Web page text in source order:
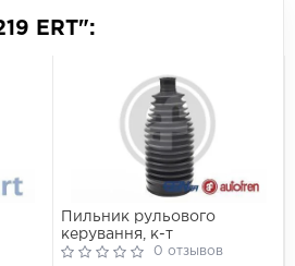
ERT":
Пильник рульового
керування, к-т
0 отзывов